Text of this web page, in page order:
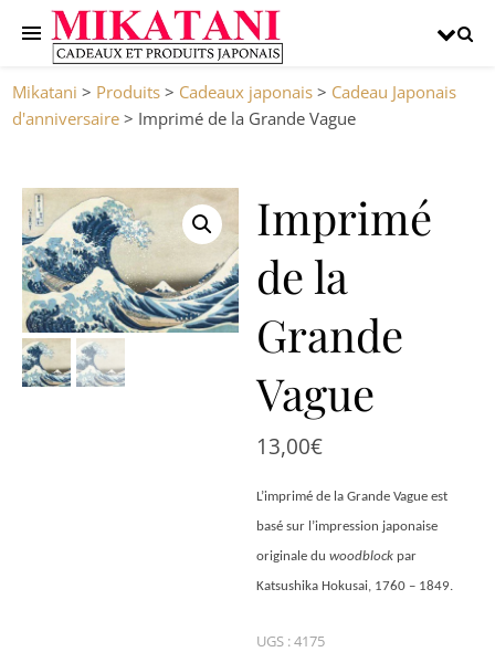
Mikatani > Produits > Cadeaux japonais > Cadeau Japonais
d'anniversaire > Imprimé de la Grande Vague
Imprimé
de la
Grande
Vague
13,00€
L’imprimé de la Grande Vague est
basé sur l’impression japonaise
originale duwoodblock par
Katsushika Hokusai, 1760 – 1849.
UGS :4175